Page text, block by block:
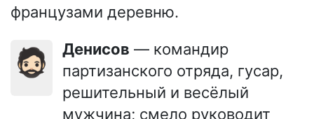
французами деревню.
🧔🏻 Денисов — командир
партизанского отряда, гусар,
решительный и весёлый
мужчина; смело руководит